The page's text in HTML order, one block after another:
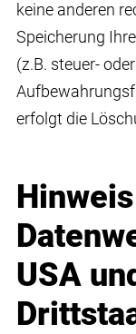
keine anderen
Speicherung
(z.B. steuer-
erfolgt die
USA